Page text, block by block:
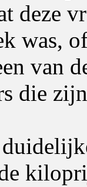
deze
was,
van
die